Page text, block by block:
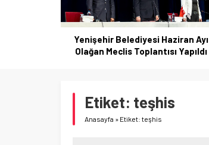
Yenişehir Belediyesi Haziran Ayı
Olağan Meclis Toplantısı Yapıldı
Etiket: teşhis
Anasayfa » Etiket: teşhis